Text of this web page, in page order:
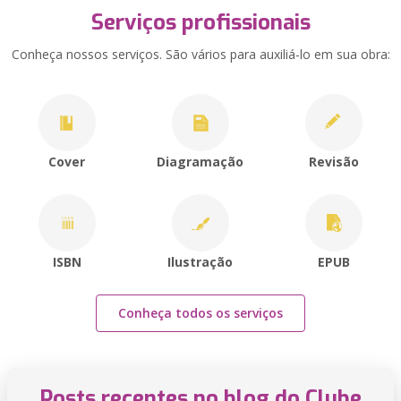
Serviços profissionais
Conheça nossos serviços. São vários para auxiliá-lo em sua obra:
Cover Diagramação Revisão
ISBN Ilustração EPUB
Conheça todos os serviços